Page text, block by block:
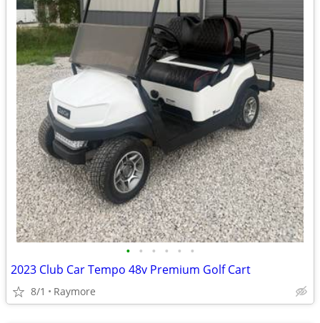
• • • • • •
2023 Club Car Tempo 48v Premium Golf Cart
8/1 Raymore